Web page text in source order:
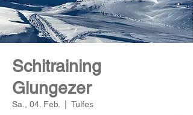
Schitraining
Glungezer
Sa., 04. Feb. Tulfes